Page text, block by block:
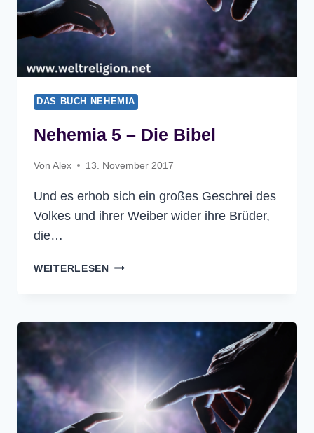
DAS BUCH NEHEMIA
Nehemia 5 – Die Bibel
Von Alex 13. November 2017
Und es erhob sich ein großes Geschrei des
Volkes und ihrer Weiber wider ihre Brüder,
die…
WEITERLESEN NEHEMIA